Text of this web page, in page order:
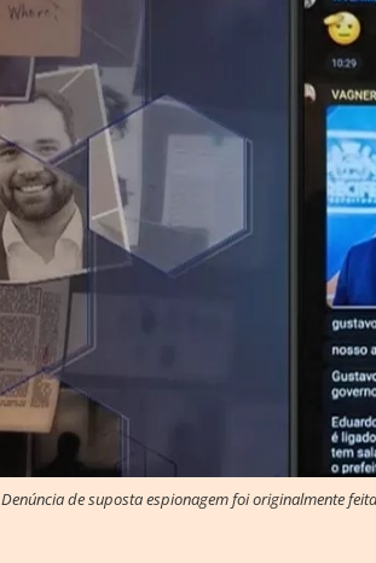
Denúncia de suposta espionagem foi originalmente